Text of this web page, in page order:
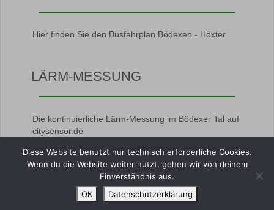
Hier finden Sie den Busfahrplan Bödexen - Höxter
LÄRM-MESSUNG
Die kontinuierliche Lärm-Messung im Bödexer Tal auf
citysensor.de
Diese Website benutzt nur technisch erforderliche Cookies.
Wenn du die Website weiter nutzt, gehen wir von deinem
Einverständnis aus.
OK
Datenschutzerklärung